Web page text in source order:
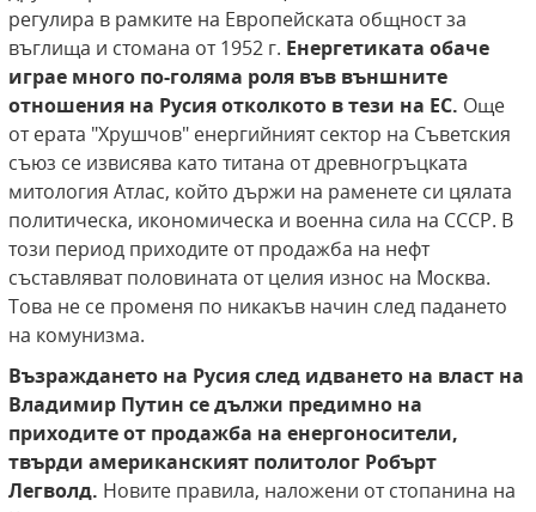
регулира в рамките на Европейската общност за
въглища и стомана от 1952 г. Енергетиката обаче
играе много по-голяма роля във външните
отношения на Русия отколкото в тези на ЕС. Още
от ерата "Хрушчов" енергийният сектор на Съветския
съюз се извисява като титана от древногръцката
митология Атлас, който държи на раменете си цялата
политическа, икономическа и военна сила на СССР. В
този период приходите от продажба на нефт
съставляват половината от целия износ на Москва.
Това не се променя по никакъв начин след падането
на комунизма.
Възраждането на Русия след идването на власт на
Владимир Путин се дължи предимно на
приходите от продажба на енергоносители,
твърди американският политолог Робърт
Легволд. Новите правила, наложени от стопанина на